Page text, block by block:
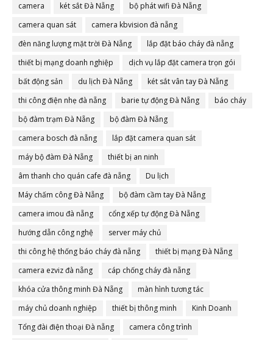
camera
két sắt Đà Nẵng
bộ phát wifi Đà Nẵng
camera quan sát
camera kbvision đà nẵng
đèn năng lượng mặt trời Đà Nẵng
lắp đặt báo cháy đà nẵng
thiết bị mạng doanh nghiệp
dịch vụ lắp đặt camera trọn gói
bất động sản
du lịch Đà Nẵng
két sắt vân tay Đà Nẵng
thi công điện nhẹ đà nẵng
barie tự động Đà Nẵng
báo cháy
bộ đàm trạm Đà Nẵng
bộ đàm Đà Nẵng
camera bosch đà nẵng
lắp đặt camera quan sát
máy bộ đàm Đà Nẵng
thiết bị an ninh
âm thanh cho quán cafe đà nẵng
Du lịch
Máy chấm công Đà Nẵng
bộ đàm cầm tay Đà Nẵng
camera imou đà nẵng
cổng xếp tự động Đà Nẵng
hướng dẫn công nghệ
server máy chủ
thi công hệ thống báo cháy đà nẵng
thiết bị mạng Đà Nẵng
camera ezviz đà nẵng
cáp chống cháy đà nẵng
khóa cửa thông minh Đà Nẵng
màn hình tương tác
máy chủ doanh nghiệp
thiết bị thông minh
Kinh Doanh
Tổng đài điện thoại Đà nẵng
camera công trình